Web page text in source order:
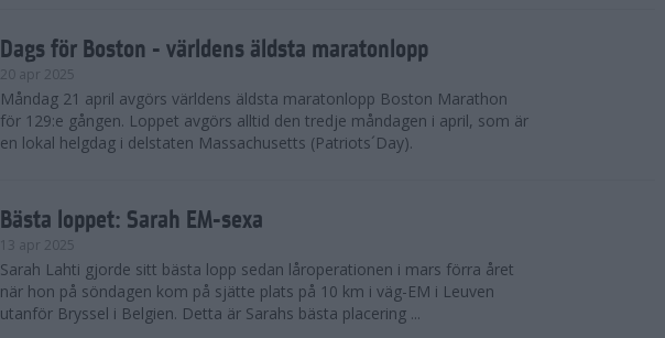
Dags för Boston - världens äldsta maratonlopp
20 apr 2025
Måndag 21 april avgörs världens äldsta maratonlopp Boston Marathon
för 129:e gången. Loppet avgörs alltid den tredje måndagen i april, som är
en lokal helgdag i delstaten Massachusetts (Patriots´Day).
Bästa loppet: Sarah EM-sexa
13 apr 2025
Sarah Lahti gjorde sitt bästa lopp sedan låroperationen i mars förra året
när hon på söndagen kom på sjätte plats på 10 km i väg-EM i Leuven
utanför Bryssel i Belgien. Detta är Sarahs bästa placering ...